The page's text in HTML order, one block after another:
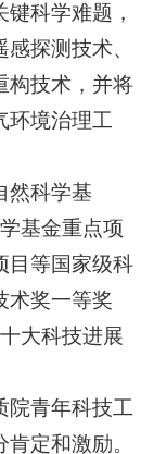
科学难题，
探测技术、
构技术，并将
环境治理工
然科学基
基金重点项
目等国家级科
术奖一等奖
大科技进展
院青年科技工
定和激励。